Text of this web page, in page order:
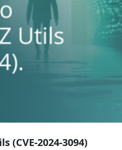
(CVE-2024-3094)